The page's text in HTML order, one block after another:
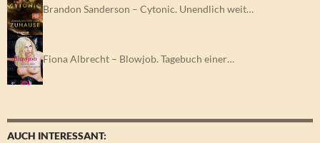
Brandon Sanderson – Cytonic. Unendlich weit…
Fiona Albrecht – Blowjob. Tagebuch einer…
AUCH INTERESSANT: